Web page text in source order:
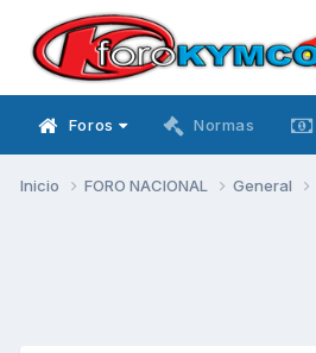
Foros Normas
Inicio FORO NACIONAL General